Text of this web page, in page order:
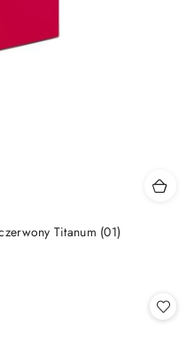
Titanum (01)